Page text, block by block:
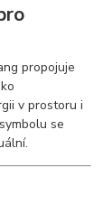
propojuje
v prostoru i
se